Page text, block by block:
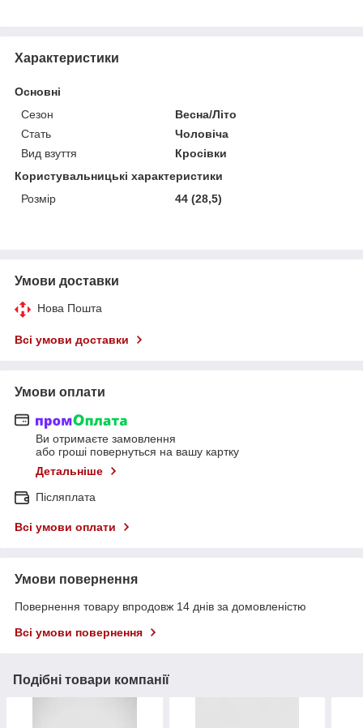
Характеристики
Основні
Сезон
Весна/Літо
Стать
Чоловіча
Вид взуття
Кросівки
Користувальницькі характеристики
Розмір
44 (28,5)
Умови доставки
Нова Пошта
Всі умови доставки
Умови оплати
Ви отримаєте замовлення
або гроші повернуться на вашу картку
Детальніше
Післяплата
Всі умови оплати
Умови повернення
Повернення товару впродовж 14 днів за домовленістю
Всі умови повернення
Подібні товари компанії